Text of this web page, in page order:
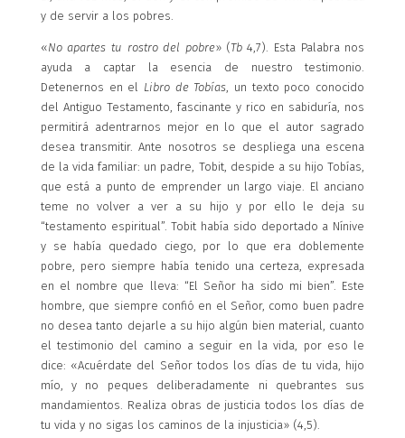
y de servir a los pobres.
«No apartes tu rostro del pobre» (Tb 4,7). Esta Palabra nos
ayuda a captar la esencia de nuestro testimonio.
Detenernos en el
Libro de Tobías , un texto poco conocido
del Antiguo Testamento, fascinante y rico en sabiduría, nos
permitirá adentrarnos mejor en lo que el autor sagrado
desea transmitir. Ante nosotros se despliega una escena
de la vida familiar: un padre, Tobit, despide a su hijo Tobías,
que está a punto de emprender un largo viaje. El anciano
teme no volver a ver a su hijo y por ello le deja su
“testamento espiritual”. Tobit había sido deportado a Nínive
y se había quedado ciego, por lo que era doblemente
pobre, pero siempre había tenido una certeza, expresada
en el nombre que lleva: “El Señor ha sido mi bien”. Este
hombre, que siempre confió en el Señor, como buen padre
no desea tanto dejarle a su hijo algún bien material, cuanto
el testimonio del camino a seguir en la vida, por eso le
dice: «Acuérdate del Señor todos los días de tu vida, hijo
mío, y no peques deliberadamente ni quebrantes sus
mandamientos. Realiza obras de justicia todos los días de
tu vida y no sigas los caminos de la injusticia» (4,5).